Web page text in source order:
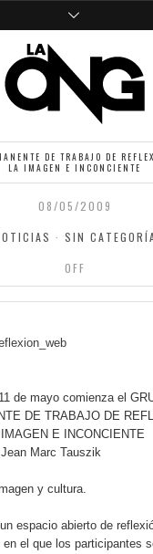
DE TRABAJO DE
LA IMAGEN E INCONCIENTE
08/05/2009
· SIN
OFF
de mayo comienza el
DE TRABAJO DE
E INCONCIENTE
Marc Tauszik
y cultura.
espacio abierto de
en el que los participantes